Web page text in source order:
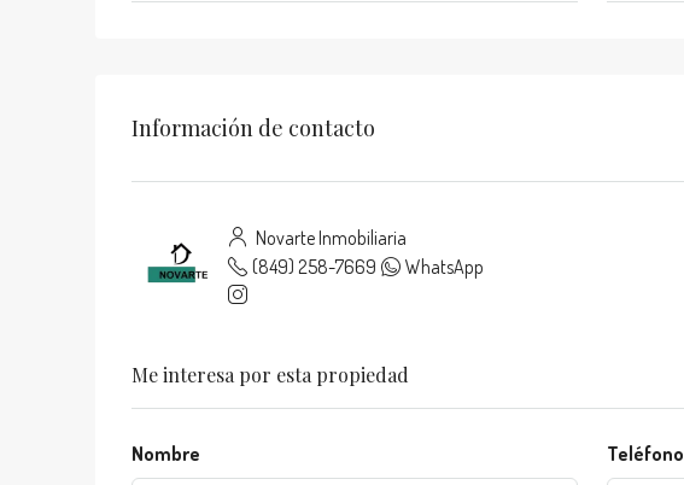
Información de contacto
Novarte Inmobiliaria
(849) 258-7669
WhatsApp
Me interesa por esta propiedad
Nombre Teléfono